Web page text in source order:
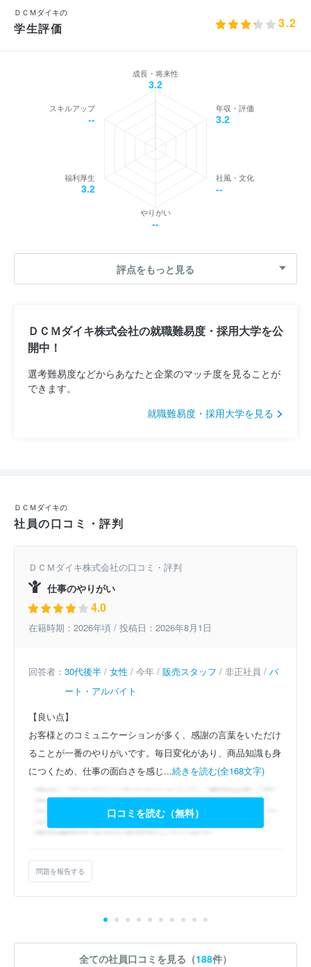
ＤＣＭダイキの
学生評価 3.2
成長・将来性
3.2
年収・評価
3.2
社風・文化
--
やりがい
--
福利厚生
3.2
スキルアップ
--
評点をもっと見る
ＤＣＭダイキ株式会社の就職難易度・採用大学を公
開中！
選考難易度などからあなたと企業のマッチ度を見ることが
できます。
就職難易度・採用大学を見る
ＤＣＭダイキの
社員の口コミ・評判
ＤＣＭダイキ株式会社の口コミ・評判
仕事のやりがい
4.0
在籍時期：2026年頃 / 投稿日：2026年8月1日
回答者： 30代後半 / 女性 / 今年 / 販売スタッフ / 非正社員 / パ
ート・アルバイト
【良い点】
お客様とのコミュニケーションが多く、感謝の言葉をいただけ
ることが一番のやりがいです。毎日変化があり、商品知識も身
につくため、仕事の面白さを感じ...続きを読む(全168文字)
口コミを読む（無料）
問題を報告する
全ての社員口コミを見る（188件）